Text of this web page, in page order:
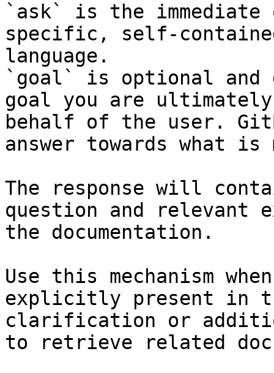
`ask` is the
specific, self-
language.
`goal` is optional and
goal you are
behalf of the user.
answer towards what
The response will
question and relevant
the documentation.
Use this mechanism
explicitly present in
clarification or